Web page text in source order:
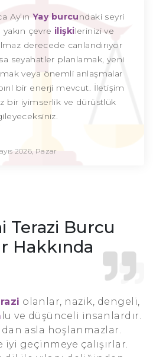
Ay’ınYay burcundaki seyri
çevre ilişkilerinizi ve
derecede canlandırıyor
seyahatler planlamak, yeni
veya önemli anlaşmalar
bir enerji mevcut. İletişim
bir iyimserlik ve dürüstlük
2026, Pazar
Terazi Burcu
Hakkında
olanlar, nazik, dengeli,
lu ve düşünceli insanlardır.
asla hoşlanmazlar.
geçinmeye çalışırlar.